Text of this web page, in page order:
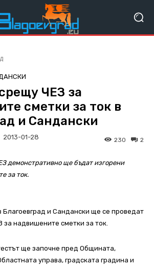
ЧЕЗ за
сметки за ток в
и Сандански
2013-01-28 2
230
демонстративно ще бъдат изгорени
за ток.
Благоевград и Сандански ще се проведат
за надвишените сметки за ток.
ще започне пред Общината,
управа, градската градина и